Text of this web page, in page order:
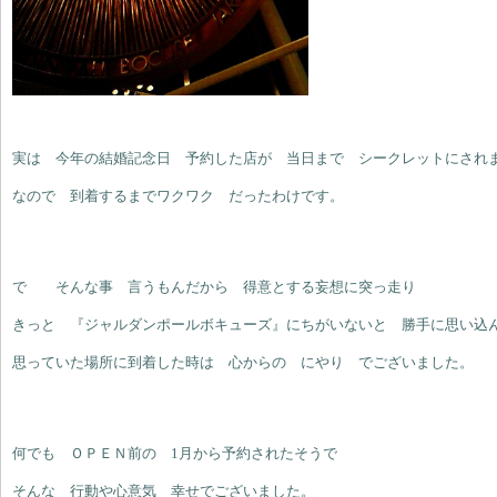
実は 今年の結婚記念日 予約した店が 当日まで シークレットにされま
なので 到着するまでワクワク だったわけです。
で そんな事 言うもんだから 得意とする妄想に突っ走り
きっと 『ジャルダンポールボキューズ』にちがいないと 勝手に思い込
思っていた場所に到着した時は 心からの にやり でございました。
何でも ＯＰＥＮ前の 1月から予約されたそうで
そんな 行動や心意気 幸せでございました。